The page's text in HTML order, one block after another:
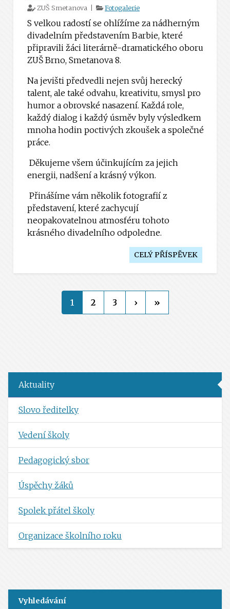
ZUŠ Smetanova | Fotogalerie
S velkou radostí se ohlížíme za nádherným
divadelním představením Barbie, které
připravili žáci literárně-dramatického oboru
ZUŠ Brno, Smetanova 8.
Na jevišti předvedli nejen svůj herecký
talent, ale také odvahu, kreativitu, smysl pro
humor a obrovské nasazení. Každá role,
každý dialog i každý úsměv byly výsledkem
mnoha hodin poctivých zkoušek a společné
práce.
Děkujeme všem účinkujícím za jejich
energii, nadšení a krásný výkon.
Přinášíme vám několik fotografií z
představení, které zachycují
neopakovatelnou atmosféru tohoto
krásného divadelního odpoledne.
CELÝ PŘÍSPĚVEK
1 2 3 › »
Aktuality
Slovo ředitelky
Vedení školy
Pedagogický sbor
Úspěchy žáků
Spolek přátel školy
Organizace školního roku
Vyhledávání